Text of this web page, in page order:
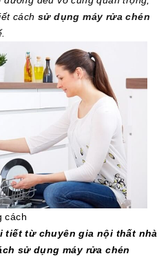
cách sử dụng máy rửa chén
cách
tiết từ chuyên gia nội thất nhà
sử dụng máy rửa chén